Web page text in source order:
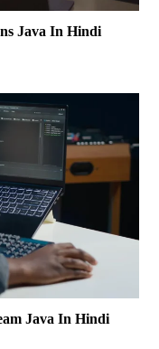
Java In Hindi
Java In Hindi